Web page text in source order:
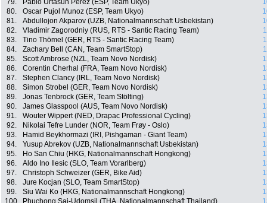
79.
Pablo Urtasun Perez (ESP, Team Ukyo)
80.
Oscar Pujol Munoz (ESP, Team Ukyo)
81.
Abdullojon Akparov (UZB, Nationalmannschaft Usbekistan)
82.
Vladimir Zagorodniy (RUS, RTS - Santic Racing Team)
83.
Tino Thömel (GER, RTS - Santic Racing Team)
84.
Zachary Bell (CAN, Team SmartStop)
85.
Scott Ambrose (NZL, Team Novo Nordisk)
86.
Corentin Cherhal (FRA, Team Novo Nordisk)
87.
Stephen Clancy (IRL, Team Novo Nordisk)
88.
Simon Strobel (GER, Team Novo Nordisk)
89.
Jonas Tenbrock (GER, Team Stölting)
90.
James Glasspool (AUS, Team Novo Nordisk)
91.
Wouter Wippert (NED, Drapac Professional Cycling)
92.
Nikolai Tefre Lunder (NOR, Team Frøy - Oslo)
93.
Hamid Beykhormazi (IRI, Pishgaman - Giant Team)
94.
Yusup Abrekov (UZB, Nationalmannschaft Usbekistan)
95.
Ho San Chiu (HKG, Nationalmannschaft Hongkong)
96.
Aldo Ino Ilesic (SLO, Team Vorarlberg)
97.
Christoph Schweizer (GER, Bike Aid)
98.
Jure Kocjan (SLO, Team SmartStop)
99.
Siu Wai Ko (HKG, Nationalmannschaft Hongkong)